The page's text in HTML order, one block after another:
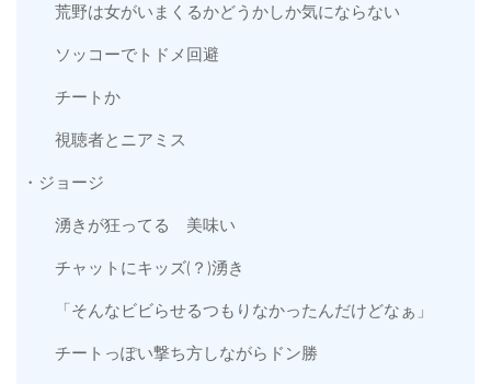
荒野は女がいまくるかどうかしか気にならない
ソッコーでトドメ回避
チートか
視聴者とニアミス
・ジョージ
湧きが狂ってる 美味い
チャットにキッズ(？)湧き
「そんなビビらせるつもりなかったんだけどなぁ」
チートっぽい撃ち方しながらドン勝